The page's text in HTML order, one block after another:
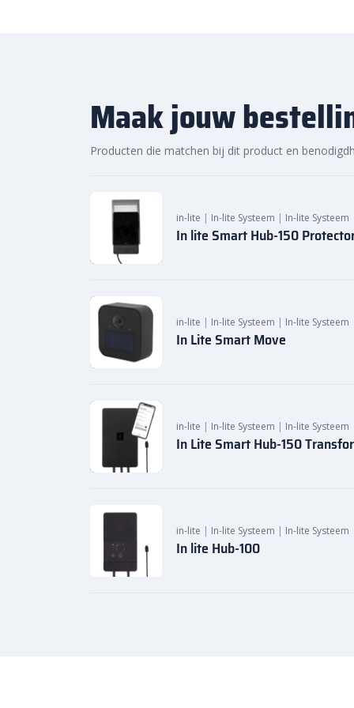
Maak jouw
Producten die matchen bij dit product en
in-lite | In-lite Systeem | In-lite Systeem
In lite Smart Hub-150
in-lite | In-lite Systeem | In-lite Systeem
In Lite Smart Move
in-lite | In-lite Systeem | In-lite Systeem
In Lite Smart Hub-150
in-lite | In-lite Systeem | In-lite Systeem
In lite Hub-100